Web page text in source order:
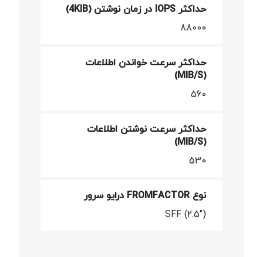
حداکثر IOPS در زمان نوشتن (4KIB)
88000
حداکثر سرعت خواندن اطلاعات
(MIB/S)
560
حداکثر سرعت نوشتن اطلاعات
(MIB/S)
530
نوع FROMFACTOR درایو سرور
SFF (2.5")